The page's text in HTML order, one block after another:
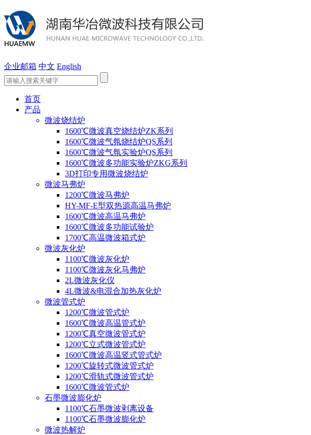
企业邮箱 中文 English
首页
产品
微波烧结炉
1600℃微波真空烧结炉ZK系列
1600℃微波气氛烧结炉QS系列
1600℃微波气氛实验炉QS系列
1600℃微波多功能实验炉ZKG系列
3D打印专用微波烧结炉
微波马弗炉
1200℃微波马弗炉
HY-MF-E型双热源高温马弗炉
1600℃微波高温马弗炉
1600℃微波多功能试验炉
1700℃高温微波箱式炉
微波灰化炉
1100℃微波灰化炉
1100℃微波灰化马弗炉
2L微波灰化仪
4L微波&电混合加热灰化炉
微波管式炉
1200℃微波管式炉
1600℃微波高温管式炉
1200℃真空微波管式炉
1200℃立式微波管式炉
1600℃微波高温竖式管式炉
1200℃旋转式微波管式炉
1200℃滑轨式微波管式炉
1600℃微波管式炉
石墨微波膨化炉
1100℃石墨微波剥离设备
1100℃石墨微波膨化炉
微波热解炉